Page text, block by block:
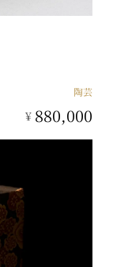
陶芸
¥ 880,000